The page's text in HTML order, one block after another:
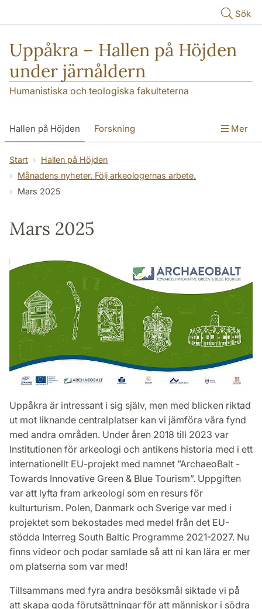
Sök
Uppåkra – Hallen på Höjden
under järnåldern
Humanistiska och teologiska fakulteterna
Hallen på Höjden Forskning
Publikationer Uppåkra i media
Seminarieundersökningar Kontakt
Mer
Start
Hallen på Höjden
Månadens nyheter. Följ arkeologernas arbete.
Mars 2025
Mars 2025
Uppåkra är intressant i sig själv, men med blicken riktad
ut mot liknande centralplatser kan vi jämföra våra fynd
med andra områden. Under åren 2018 till 2023 var
Institutionen för arkeologi och antikens historia med i ett
internationellt EU-projekt med namnet ”ArchaeoBalt -
Towards Innovative Green & Blue Tourism”. Uppgiften
var att lyfta fram arkeologi som en resurs för
kulturturism. Polen, Danmark och Sverige var med i
projektet som bekostades med medel från det EU-
stödda Interreg South Baltic Programme 2021-2027. Nu
finns videor och podar samlade så att ni kan lära er mer
om platserna som var med!
Tillsammans med fyra andra besöksmål siktade vi på
att skapa goda förutsättningar för att människor i södra